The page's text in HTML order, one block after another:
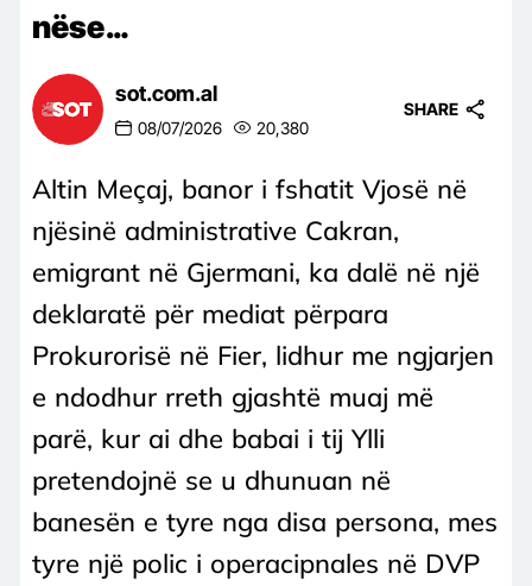
nëse…
sot.com.al
08/07/2026 20,380
SHARE
Altin Meçaj, banor i fshatit Vjosë në
njësinë administrative Cakran,
emigrant në Gjermani, ka dalë në një
deklaratë për mediat përpara
Prokurorisë në Fier, lidhur me ngjarjen
e ndodhur rreth gjashtë muaj më
parë, kur ai dhe babai i tij Ylli
pretendojnë se u dhunuan në
banesën e tyre nga disa persona, mes
tyre një polic i operacipnales në DVP